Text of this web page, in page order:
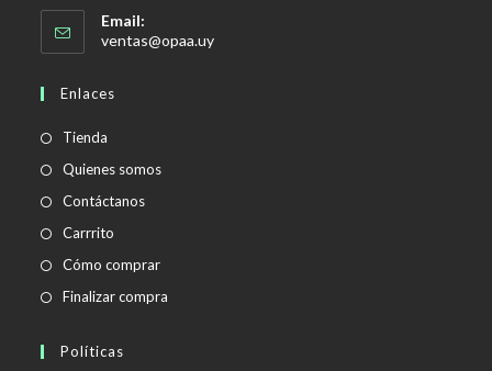
Email:
ventas@opaa.uySe
Enlaces
Tienda
Quienes somos
Contáctanos
Carrrito
Cómo comprar
Finalizar compra
Políticas